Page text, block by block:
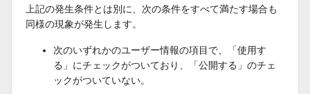
上記の発生条件とは別に、次の条件をすべて満たす場合も
同様の現象が発生します。
次のいずれかのユーザー情報の項目で、「使用す
る」にチェックがついており、「公開する」のチェ
ックがついていない。